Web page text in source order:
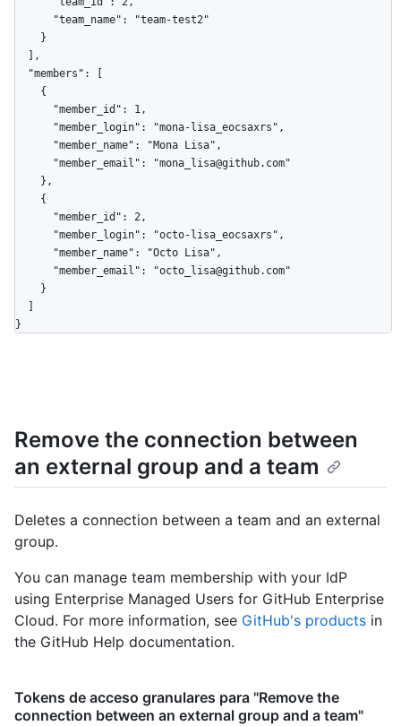
}
Remove the connection between
an external group and a team
Deletes a connection between a team and an external
group.
You can manage team membership with your IdP
using Enterprise Managed Users for GitHub Enterprise
Cloud. For more information, see GitHub's products in
the GitHub Help documentation.
Tokens de acceso granulares para "Remove the
connection between an external group and a team"